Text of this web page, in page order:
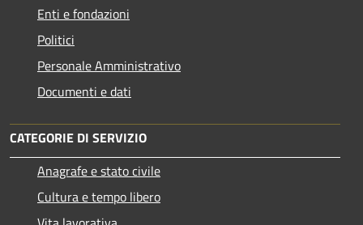
Enti e fondazioni
Politici
Personale Amministrativo
Documenti e dati
CATEGORIE DI SERVIZIO
Anagrafe e stato civile
Cultura e tempo libero